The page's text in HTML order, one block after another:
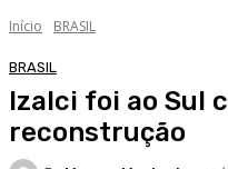
Início BRASIL
BRASIL
Izalci foi ao Sul
reconstrução